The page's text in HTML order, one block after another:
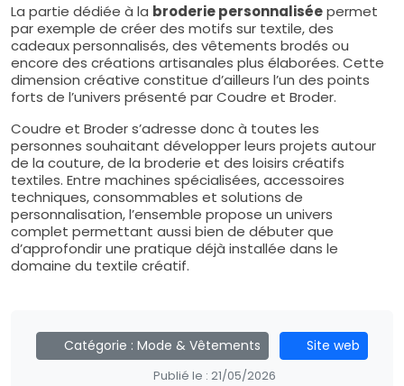
La partie dédiée à la broderie personnaliséepermet
par exemple de créer des motifs sur textile, des
cadeaux personnalisés, des vêtements brodés ou
encore des créations artisanales plus élaborées. Cette
dimension créative constitue d’ailleurs l’un des points
forts de l’univers présenté par Coudre et Broder.
Coudre et Broder s’adresse donc à toutes les
personnes souhaitant développer leurs projets autour
de la couture, de la broderie et des loisirs créatifs
textiles. Entre machines spécialisées, accessoires
techniques, consommables et solutions de
personnalisation, l’ensemble propose un univers
complet permettant aussi bien de débuter que
d’approfondir une pratique déjà installée dans le
domaine du textile créatif.
Catégorie : Mode & Vêtements Site web
Publié le : 21/05/2026